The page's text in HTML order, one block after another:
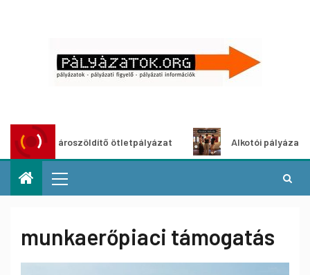
Városzöldítő ötletpályázat Alkotói pályázat
munkaerőpiaci támogatás